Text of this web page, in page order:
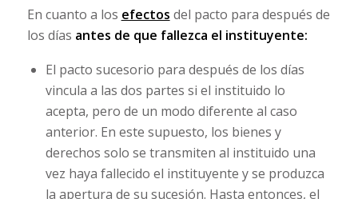
En cuanto a los efectos del pacto para después de
los días antes de que fallezca el instituyente:
El pacto sucesorio para después de los días
vincula a las dos partes si el instituido lo
acepta, pero de un modo diferente al caso
anterior. En este supuesto, los bienes y
derechos solo se transmiten al instituido una
vez haya fallecido el instituyente y se produzca
la apertura de su sucesión. Hasta entonces, el